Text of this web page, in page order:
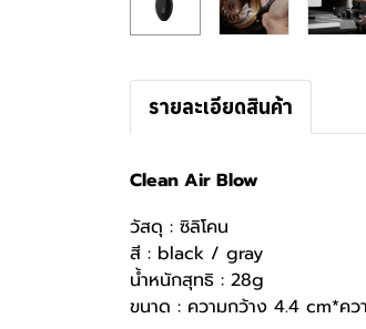
รายละเอียดสินค้า
Clean Air Blow
วัสดุ : ซิลิโคน
สี : black / gray
น้ำหนักสุทธิ : 28g
ขนาด : ความกว้าง 4.4 cm*ค